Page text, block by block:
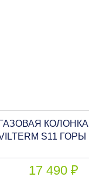
ГАЗОВАЯ КОЛОНКА
S11 ГОРЫ
17 490 ₽